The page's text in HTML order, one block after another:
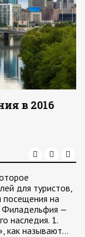
в 2016
для туристов,
посещения на
Филадельфия —
наследия. 1.
как называют…